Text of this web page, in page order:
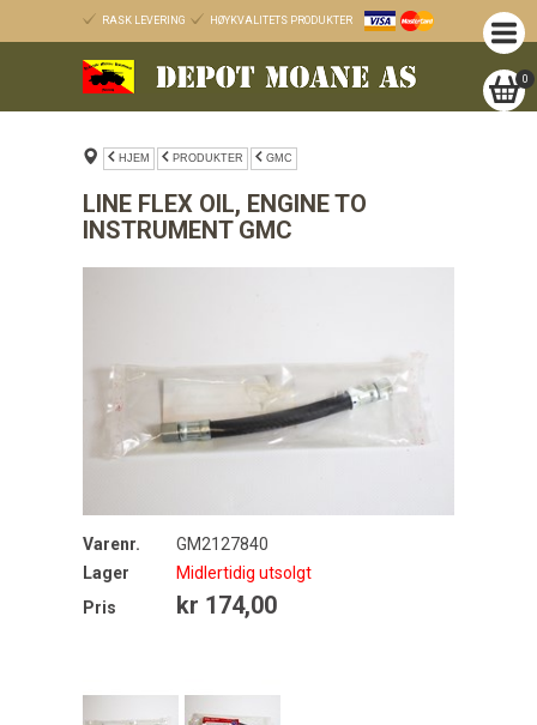
0
RASK LEVERING HØYKVALITETS PRODUKTER
HJEM PRODUKTER GMC
LINE FLEX OIL, ENGINE TO
INSTRUMENT GMC
Varenr.
GM2127840
Lager
Midlertidig utsolgt
Pris
kr 174,00